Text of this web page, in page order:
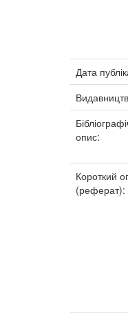
Дата
опис:
Короткий
(реферат):